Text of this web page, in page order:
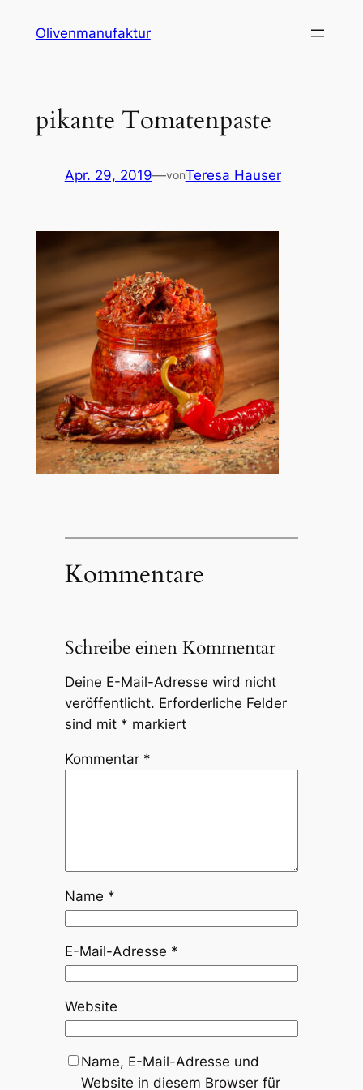
InhaltOlivenmanufaktur
pikante Tomatenpaste
Apr. 29, 2019—vonTeresa Hauser
Kommentare
Schreibe einen Kommentar
Deine E-Mail-Adresse wird nicht
veröffentlicht. Erforderliche Felder
sind mit * markiert
Kommentar *
Name *
E-Mail-Adresse *
Website
Name, E-Mail-Adresse und
Website in diesem Browser für